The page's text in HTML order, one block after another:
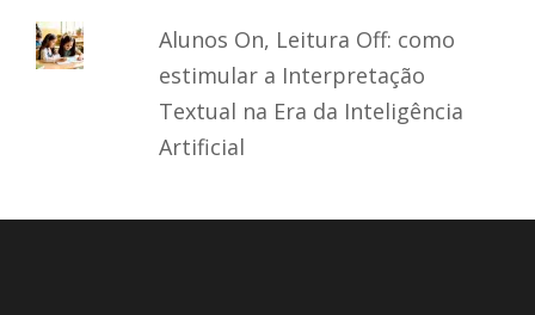
Alunos On, Leitura Off: como
estimular a Interpretação
Textual na Era da Inteligência
Artificial